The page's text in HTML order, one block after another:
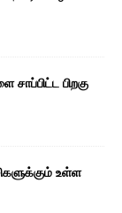
பிறகு
உள்ள